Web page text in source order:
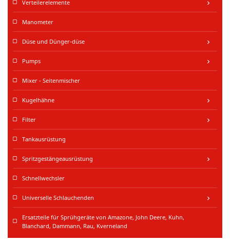
Verteilerelemente keyboard_arrow_right
Manometer
Düse und Dünger-düse keyboard_arrow_right
Pumps keyboard_arrow_right
Mixer - Seitenmischer
Kugelhähne keyboard_arrow_right
Filter keyboard_arrow_right
Tankausrüstung
Spritzgestängeausrüstung keyboard_arrow_right
Schnellwechsler
Universelle Schlauchenden keyboard_arrow_right
Ersatzteile für Sprühgeräte von Amazone, John Deere, Kuhn,
Blanchard, Dammann, Rau, Kverneland